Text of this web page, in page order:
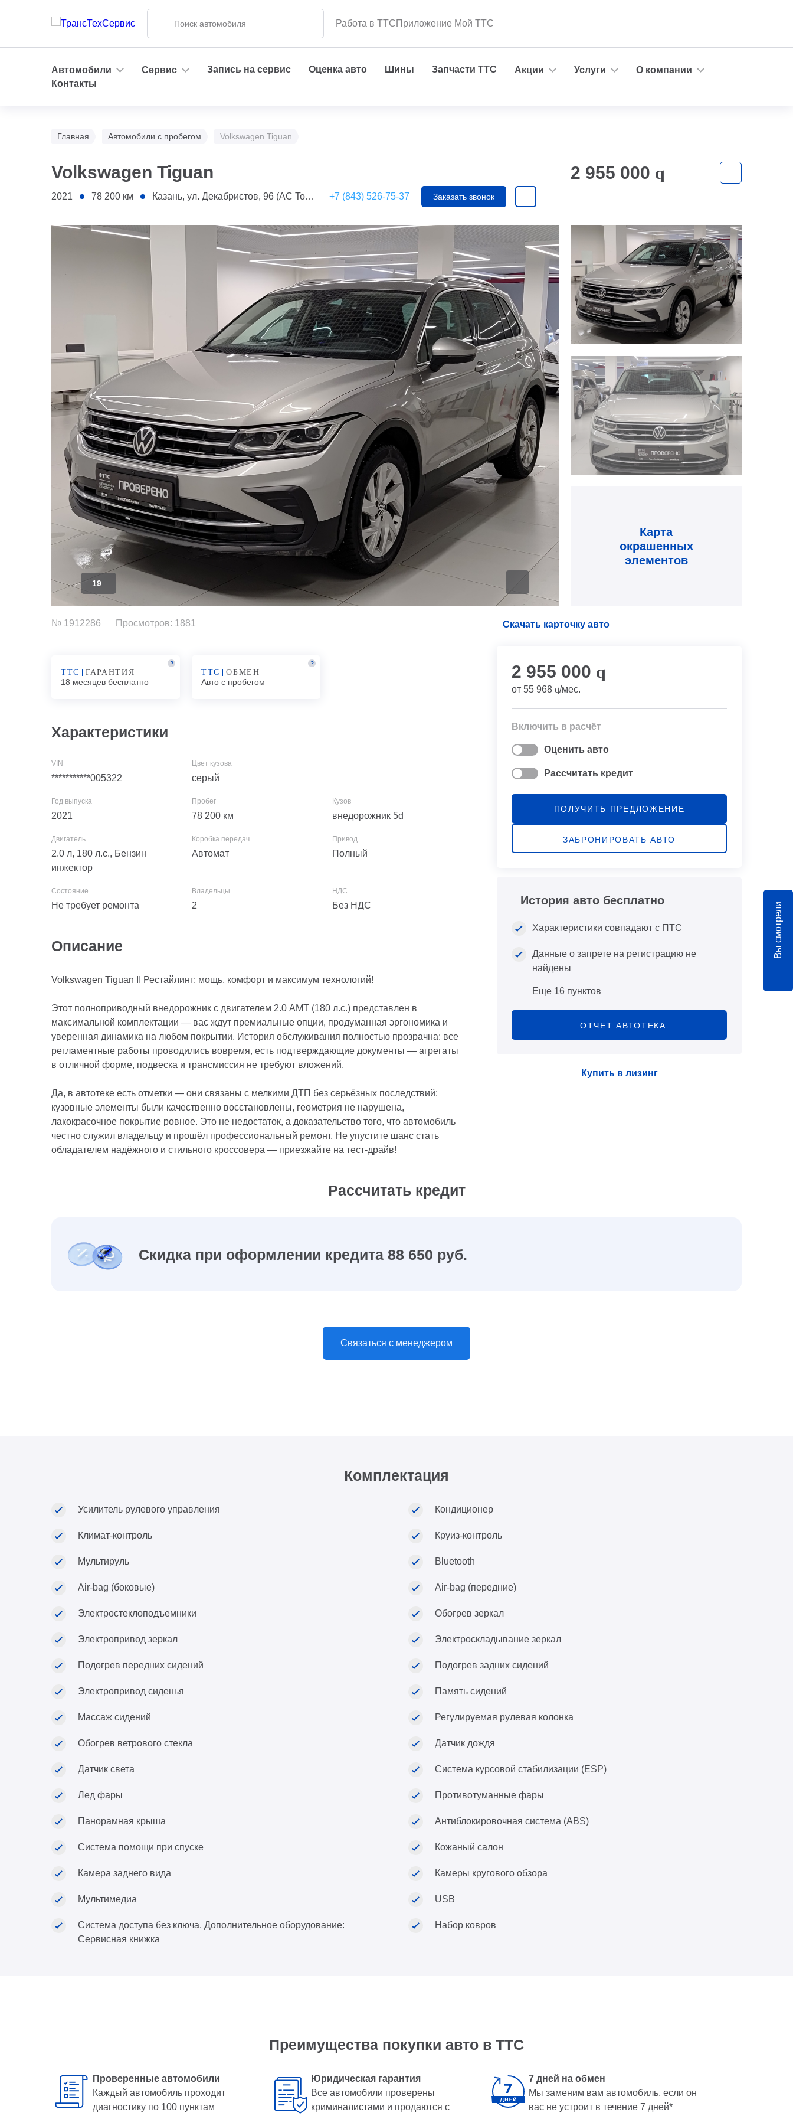
Работа в ТТСПриложение Мой ТТС
Автомобили Сервис Запись на сервис Оценка авто Шины Запчасти ТТС Акции Услуги
О компании
Контакты
Главная Автомобили с пробегом Volkswagen Tiguan
Volkswagen Tiguan
2021 78 200 км Казань, ул. Декабристов, 96 (АС Toyota) +7 (843) 526-75-37 Заказать звонок
2 955 000 q
2 - Переднее правое крыло
5 - Левая стойк и боковины
19
Карта
окрашенных
элементов
№ 1912286 Просмотров: 1881
ТТС ГАРАНТИЯ
18 месяцев бесплатно
?
ТТС ОБМЕН
Авто с пробегом
?
Характеристики
***********005322 серый
2021 78 200 км внедорожник 5d
2.0 л, 180 л.с., Бензин
инжектор
Автомат Полный
Не требует ремонта 2 Без НДС
Описание
Volkswagen Tiguan II Рестайлинг: мощь, комфорт и максимум технологий!
Этот полноприводный внедорожник с двигателем 2.0 AMT (180 л.с.) представлен в
максимальной комплектации — вас ждут премиальные опции, продуманная эргономика и
уверенная динамика на любом покрытии. История обслуживания полностью прозрачна: все
регламентные работы проводились вовремя, есть подтверждающие документы — агрегаты
в отличной форме, подвеска и трансмиссия не требуют вложений.
Да, в автотеке есть отметки — они связаны с мелкими ДТП без серьёзных последствий:
кузовные элементы были качественно восстановлены, геометрия не нарушена,
лакокрасочное покрытие ровное. Это не недостаток, а доказательство того, что автомобиль
честно служил владельцу и прошёл профессиональный ремонт. Не упустите шанс стать
обладателем надёжного и стильного кроссовера — приезжайте на тест‑драйв!
Скачать карточку авто
2 955 000 q
от 55 968 q/мес.
Включить в расчёт
Оценить авто
Рассчитать кредит
ПОЛУЧИТЬ ПРЕДЛОЖЕНИЕ
ЗАБРОНИРОВАТЬ АВТО
История авто бесплатно
Характеристики совпадают с ПТС
Данные о запрете на регистрацию не
найдены
Еще 16 пунктов
ОТЧЕТ АВТОТЕКА
Купить в лизинг
Рассчитать кредит
Скидка при оформлении кредита 88 650 руб.
Связаться с менеджером
Комплектация
Усилитель рулевого управления Кондиционер
Климат-контроль Круиз-контроль
Мультируль Bluetooth
Air-bag (боковые) Air-bag (передние)
Электростеклоподъемники Обогрев зеркал
Электропривод зеркал Электроскладывание зеркал
Подогрев передних сидений Подогрев задних сидений
Электропривод сиденья Память сидений
Массаж сидений Регулируемая рулевая колонка
Обогрев ветрового стекла Датчик дождя
Датчик света Система курсовой стабилизации (ESP)
Лед фары Противотуманные фары
Панорамная крыша Антиблокировочная система (ABS)
Система помощи при спуске Кожаный салон
Камера заднего вида Камеры кругового обзора
Мультимедиа USB
Система доступа без ключа. Дополнительное оборудование:
Сервисная книжка
Набор ковров
Преимущества покупки авто в ТТС
Проверенные автомобили
Каждый автомобиль проходит
диагностику по 100 пунктам
Юридическая гарантия
Все автомобили проверены
криминалистами и продаются с
7 дней на обмен
Мы заменим вам автомобиль, если он
вас не устроит в течение 7 дней*
Вы смотрели